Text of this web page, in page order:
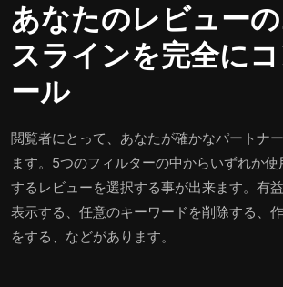
あなたのレビュー
スラインを完全に
ール
閲覧者にとって、あなたが確かなパートナ
ます。5つのフィルターの中からいずれか
するレビューを選択する事が出来ます。有
表示する、任意のキーワードを削除する、
をする、などがあります。